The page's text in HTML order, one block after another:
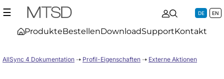
☰
ProdukteBestellenDownloadSupportKontakt
DE EN
AllSync 4 Dokumentation ➝ Profil-Eigenschaften ➝ Externe Aktionen